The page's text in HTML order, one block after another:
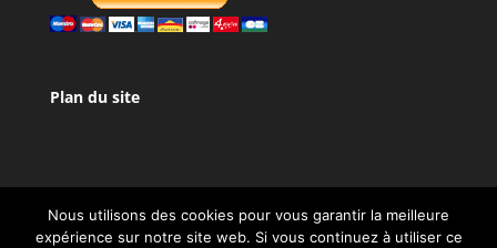
Plan du site
Nous utilisons des cookies pour vous garantir la meilleure
expérience sur notre site web. Si vous continuez à utiliser ce